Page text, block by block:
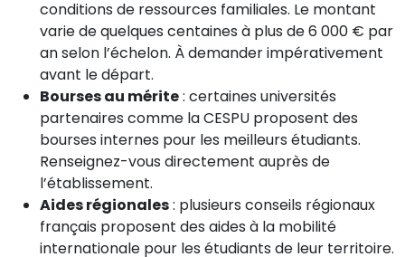
conditions de ressources familiales. Le montant
varie de quelques centaines à plus de 6 000 € par
an selon l’échelon. À demander impérativement
avant le départ.
Bourses au mérite: certaines universités
partenaires comme la CESPU proposent des
bourses internes pour les meilleurs étudiants.
Renseignez-vous directement auprès de
l’établissement.
Aides régionales: plusieurs conseils régionaux
français proposent des aides à la mobilité
internationale pour les étudiants de leur territoire.